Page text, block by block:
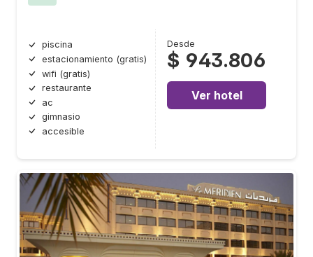
piscina
estacionamiento (gratis)
wifi (gratis)
restaurante
ac
gimnasio
accesible
Desde
$ 943.806
Ver hotel